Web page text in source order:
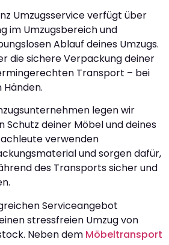
Umzugsservice verfügt über
im Umzugsbereich und
Ablauf deines Umzugs.
die sichere Verpackung deiner
Transport – bei
legen wir
Schutz deiner Möbel und deines
verwenden
und sorgen dafür,
des Transports sicher und
Serviceangebot
stressfreien Umzug von
Neben dem Möbeltransport